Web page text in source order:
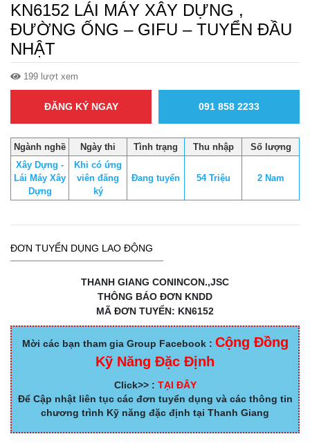
KN6152 LÁI MÁY XÂY DỰNG ,
ĐƯỜNG ỐNG – GIFU – TUYỂN ĐẦU
NHẬT
199 lượt xem
ĐĂNG KÝ NGAY 091 858 2233
Ngành nghề Ngày thi Tình trạng Thu nhập
Số lượng
Xây Dựng -
Lái Máy Xây
Dựng
Khi có ứng
viên đăng
ký
Đang tuyển 54 Triệu 2 Nam
ĐƠN TUYỂN DỤNG LAO ĐỘNG
THANH GIANG CONINCON.,JSC
THÔNG BÁO ĐƠN KNDD
MÃ ĐƠN TUYỂN: KN6152
Mời các bạn tham gia Group Facebook : Cộng Đồng
Kỹ Năng Đặc Định
Click>> : TẠI ĐÂY
Để Cập nhật liên tục các đơn tuyển dụng và các thông tin
chương trình Kỹ năng đặc định tại Thanh Giang